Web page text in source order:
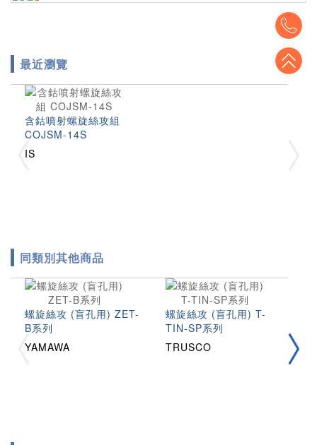
最近瀏覽
含鈷噴射螺旋絲攻組
COJSM-14S
IS
同類別其他商品
螺旋絲攻 (盲孔用) ZET-
B系列
YAMAWA
螺旋絲攻 (盲孔用) T-
TIN-SP系列
TRUSCO